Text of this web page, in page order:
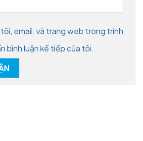
email, và trang web trong trình
bình luận kế tiếp của tôi.